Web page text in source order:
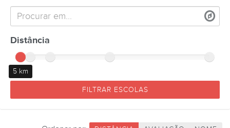
Distância
5 km
FILTRAR ESCOLAS